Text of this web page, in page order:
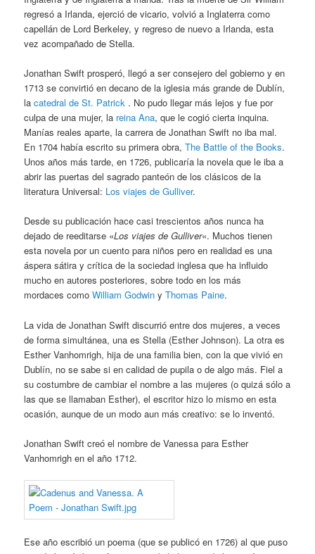
regresó a Irlanda, ejerció de vicario, volvió a Inglaterra como
capellán de Lord Berkeley, y regreso de nuevo a Irlanda, esta
vez acompañado de Stella.
Jonathan Swift prosperó, llegó a ser consejero del gobierno y en
1713 se convirtió en decano de la iglesia más grande de Dublín,
lacatedral de St. Patrick . No pudo llegar más lejos y fue por
culpa de una mujer, la reina Ana, que le cogió cierta inquina.
Manías reales aparte, la carrera de Jonathan Swift no iba mal.
En 1704 había escrito su primera obra,The Battle of the Books.
Unos años más tarde, en 1726, publicaría la novela que le iba a
abrir las puertas del sagrado panteón de los clásicos de la
literatura Universal: Los viajes de Gulliver.
Desde su publicación hace casi trescientos años nunca ha
dejado de reeditarse «Los viajes de Gulliver«. Muchos tienen
esta novela por un cuento para niños pero en realidad es una
áspera sátira y crítica de la sociedad inglesa que ha influido
mucho en autores posteriores, sobre todo en los más
mordaces comoWilliam Godwin yThomas Paine.
La vida de Jonathan Swift discurrió entre dos mujeres, a veces
de forma simultánea, una es Stella (Esther Johnson). La otra es
Esther Vanhomrigh, hija de una familia bien, con la que vivió en
Dublín, no se sabe si en calidad de pupila o de algo más. Fiel a
su costumbre de cambiar el nombre a las mujeres (o quizá sólo a
las que se llamaban Esther), el escritor hizo lo mismo en esta
ocasión, aunque de un modo aun más creativo: se lo inventó.
Jonathan Swift creó el nombre de Vanessa para Esther
Vanhomrigh en el año 1712.
Ese año escribió un poema (que se publicó en 1726) al que puso